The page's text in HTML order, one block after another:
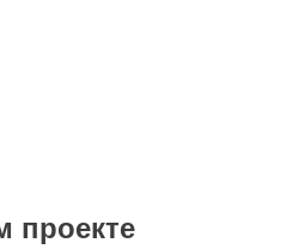
проекте